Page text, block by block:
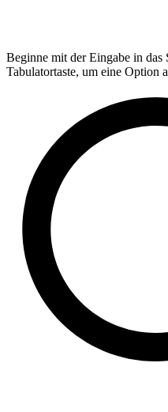
Beginne mit der Eingabe in
Tabulatortaste, um eine Option